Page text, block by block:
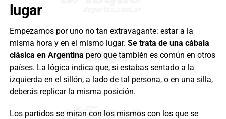
lugar
Empezamos por uno no tan extravagante: estar a la
misma hora y en el mismo lugar. Se trata de una cábala
clásica en Argentina pero que también es común en otros
países. La lógica indica que, si estabas sentado a la
izquierda en el sillón, a lado de tal persona, o en una silla,
deberás replicar la misma posición.
Los partidos se miran con los mismos con los que se